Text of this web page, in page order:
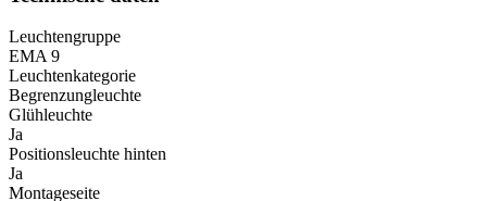
Leuchtengruppe
EMA 9
Leuchtenkategorie
Begrenzungleuchte
Glühleuchte
Ja
Positionsleuchte hinten
Ja
Montageseite